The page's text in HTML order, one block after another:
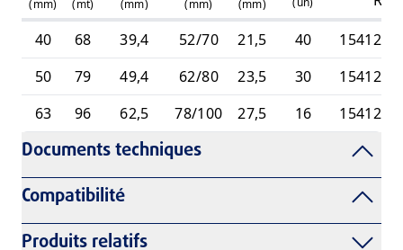
(mm) (mt) (mm) (mm) (mm)
40
68 39,4 52/70 21,5 40
50
79 49,4 62/80 23,5 30
63
96 62,5 78/100 27,5 16
Documents techniques
Compatibilité
Produits relatifs